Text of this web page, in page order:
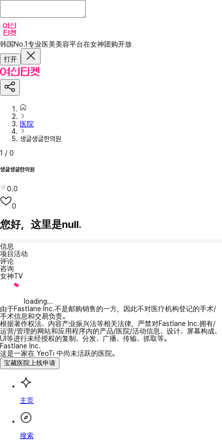
韩国No.1专业医美美容平台在女神团购开放
打开
医院
생글생글한의원
1 / 0
생글생글한의원
0.0
0
您好，这里是null.
信息
项目活动
评论
咨询
女神TV
loading...
由于Fastlane Inc.不是邮购销售的一方，因此不对医疗机构登记的手术/
手术信息和交易负责。
根据著作权法、内容产业振兴法等相关法律，严禁对Fastlane Inc.拥有/
运营/管理的网站和应用程序内的产品/医院/活动信息、设计、屏幕构成、
UI等进行未经授权的复制、分发、广播、传输、抓取等。
Fastlane Inc.
这是一家在 YeoTi 中尚未活跃的医院。
宝藏医院上线申请
主页
搜索